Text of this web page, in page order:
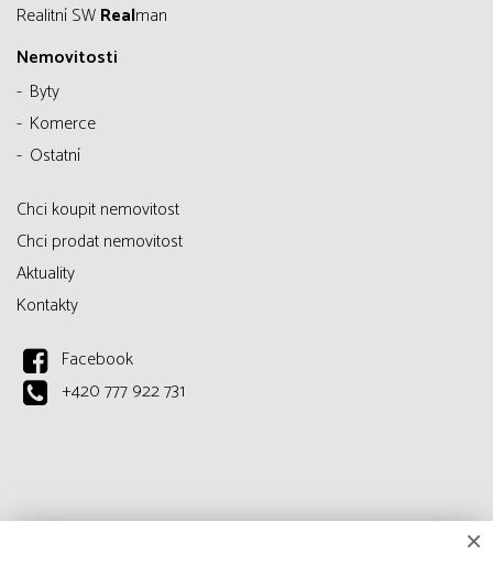
Realitní SWRealman
Nemovitosti
Byty
Komerce
Ostatní
Chci koupit nemovitost
Chci prodat nemovitost
Aktuality
Kontakty
Facebook
+420 777 922 731
×